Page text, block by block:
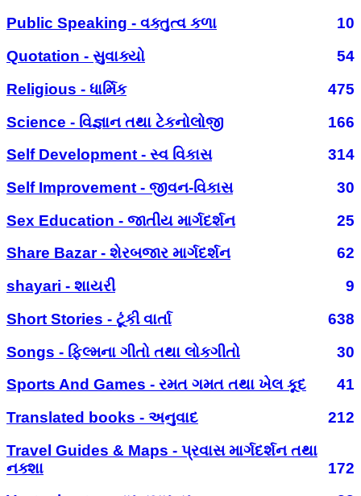
Public Speaking - વક્તુત્વ કળા
10
Quotation - સુવાક્યો
54
Religious - ધાર્મિક
475
Science - વિજ્ઞાન તથા ટેકનોલોજી
166
Self Development - સ્વ વિકાસ
314
Self Improvement - જીવન-વિકાસ
30
Sex Education - જાતીય માર્ગદર્શન
25
Share Bazar - શેરબજાર માર્ગદર્શન
62
shayari - શાયરી
9
Short Stories - ટૂંકી વાર્તા
638
Songs - ફિલ્મના ગીતો તથા લોકગીતો
30
Sports And Games - રમત ગમત તથા ખેલ કૂદ
41
Translated books - અનુવાદ
212
Travel Guides & Maps - પ્રવાસ માર્ગદર્શન તથા
નક્શા
172